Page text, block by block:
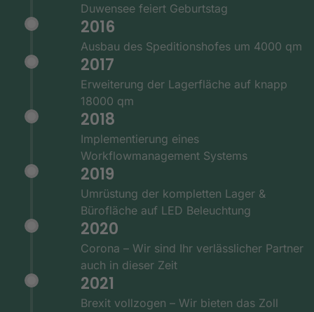
Duwensee feiert Geburtstag
2016
Ausbau des Speditionshofes um 4000 qm
2017
Erweiterung der Lagerfläche auf knapp
18000 qm
2018
Implementierung eines
Workflowmanagement Systems
2019
Umrüstung der kompletten Lager &
Bürofläche auf LED Beleuchtung
2020
Corona – Wir sind Ihr verlässlicher Partner
auch in dieser Zeit
2021
Brexit vollzogen – Wir bieten das Zoll